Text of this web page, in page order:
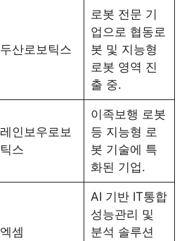
두산로보틱스
로봇 전문 기
업으로 협동로
봇 및 지능형
로봇 영역 진
출 중.
레인보우로보
틱스
이족보행 로봇
등 지능형 로
봇 기술에 특
화된 기업.
엑셈
AI 기반 IT통합
성능관리 및
분석 솔루션